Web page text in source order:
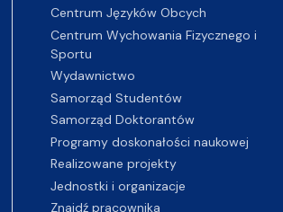
Centrum Języków Obcych
Centrum Wychowania Fizycznego i
Sportu
Wydawnictwo
Samorząd Studentów
Samorząd Doktorantów
Programy doskonałości naukowej
Realizowane projekty
Jednostki i organizacje
Znajdź pracownika